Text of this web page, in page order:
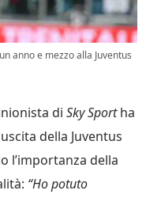
anno e mezzo alla Juventus
di Sky Sportha
della Juventus
l’importanza della
“Ho potuto